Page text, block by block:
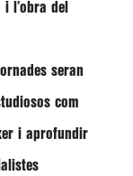
l’obra del
seran
com
i aprofundir